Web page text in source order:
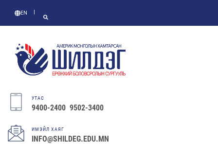
EN
УТАС
9400-2400 9502-3400
ИМЭЙЛ ХАЯГ
INFO@SHILDEG.EDU.MN